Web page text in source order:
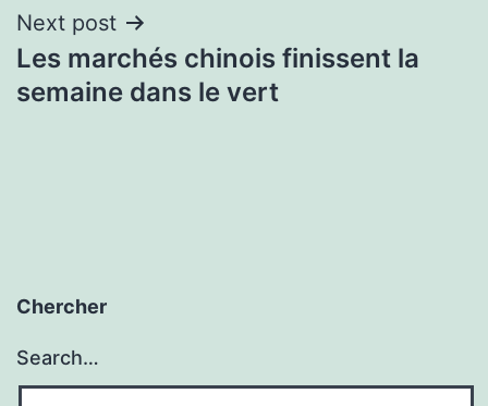
Next post
Les marchés chinois finissent la
semaine dans le vert
Chercher
Search…